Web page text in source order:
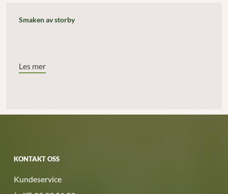
Smaken av storby
Les mer
KONTAKT OSS
Kundeservice